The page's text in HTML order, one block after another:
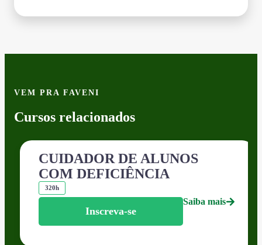
VEM PRA FAVENI
Cursos relacionados
CUIDADOR DE ALUNOS
COM DEFICIÊNCIA
320h
Inscreva-se
Saiba mais